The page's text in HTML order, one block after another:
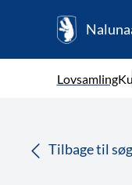
Lovsamling
Tilbage til